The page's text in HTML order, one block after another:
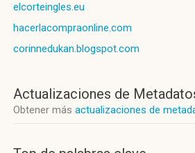
elcorteingles.eu
hacerlacompraonline.com
corinnedukan.blogspot.com
Actualizaciones de
Obtener más actualizaciones de